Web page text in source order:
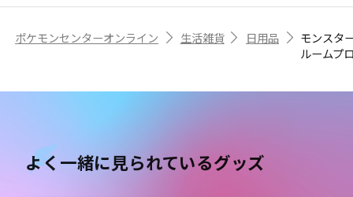
ポケモンセンターオンライン 生活雑貨 日用品
モンスタ
ルームプ
よく一緒に見られているグッズ